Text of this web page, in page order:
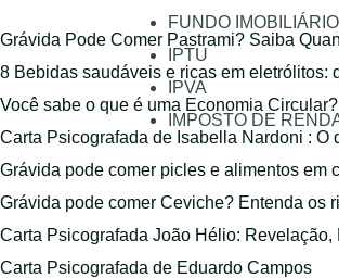
FUNDO IMOBILIÁRIO
IPTU
IPVA
IMPOSTO DE
Grávida Pode Comer Pastrami? Saiba
8 Bebidas saudáveis e ricas em eletrólitos:
Você sabe o que é uma Economia Circular?
Carta Psicografada de Isabella Nardoni :
Grávida pode comer picles e alimentos em
Grávida pode comer Ceviche? Entenda os
Carta Psicografada João Hélio: Revelação,
Carta Psicografada de Eduardo Campos